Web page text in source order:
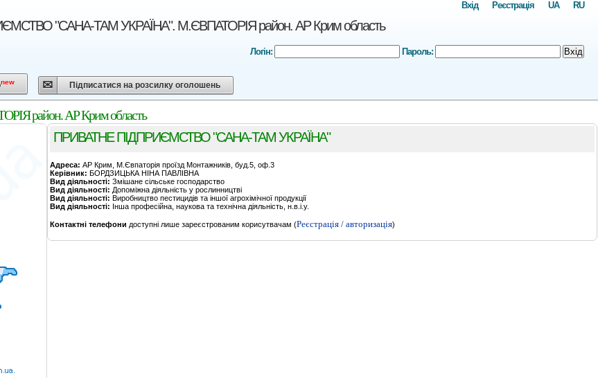
"САНА-ТАМ УКРАЇНА". М.ЄВПАТОРІЯ район. АР Крим область
RU
UA
Реєстрація
Вхід
Логін: Пароль: Вхід
new Підписатися на розсилку оголошень
район. АР Крим область
ПРИВАТНЕ ПІДПРИЄМСТВО "САНА-ТАМ УКРАЇНА"
Адреса: АР Крим, М.Євпаторія проїзд Монтажників, буд.5, оф.3
Керівник: БОРДЗИЦЬКА НІНА ПАВЛІВНА
Вид діяльності: Змішане сільське господарство
Вид діяльності: Допоміжна діяльність у рослинництві
Вид діяльності: Виробництво пестицидів та іншої агрохімічної продукції
Вид діяльності: Інша професійна, наукова та технічна діяльність, н.в.і.у.
Контактні телефони доступні лише зареєстрованим корисутвачам (Реєстрація / авторизація)